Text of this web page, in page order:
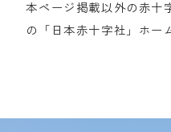
本ページ掲載以外の赤十
の「日本赤十字社」ホー